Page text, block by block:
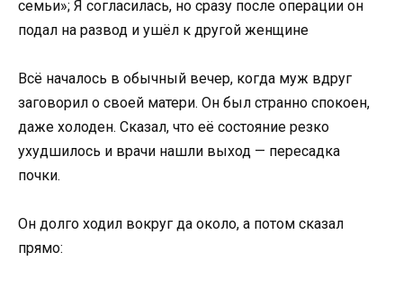
Всё началось в обычный вечер, когда муж вдруг
заговорил о своей матери. Он был странно спокоен,
даже холоден. Сказал, что её состояние резко
ухудшилось и врачи нашли выход — пересадка
почки.
Он долго ходил вокруг да около, а потом сказал
прямо: